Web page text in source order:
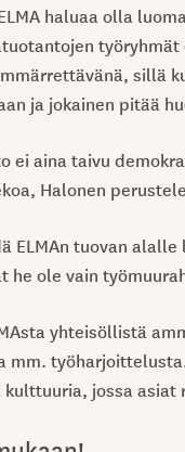
haluaa olla
sillä
ja jokainen pitää
ei aina taivu
Halonen
ELMAn tuovan
he ole vain
yhteisöllistä
mm.
kulttuuria, jossa